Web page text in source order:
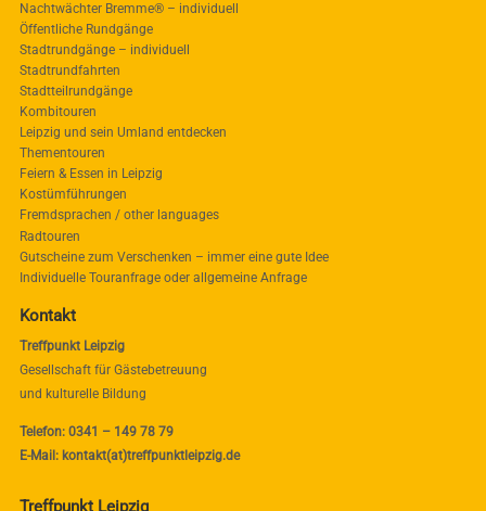
Nachtwächter Bremme® – individuell
Öffentliche Rundgänge
Stadtrundgänge – individuell
Stadtrundfahrten
Stadtteilrundgänge
Kombitouren
Leipzig und sein Umland entdecken
Thementouren
Feiern & Essen in Leipzig
Kostümführungen
Fremdsprachen / other languages
Radtouren
Gutscheine zum Verschenken – immer eine gute Idee
Individuelle Touranfrage oder allgemeine Anfrage
Kontakt
Treffpunkt Leipzig
Gesellschaft für Gästebetreuung
und kulturelle Bildung
Telefon: 0341 – 149 78 79
E-Mail: kontakt(at)treffpunktleipzig.de
Treffpunkt Leipzig